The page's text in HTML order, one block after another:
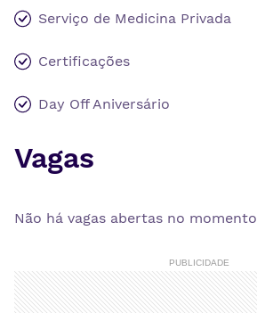
Serviço de Medicina Privada
Certificações
Day Off Aniversário
Vagas
Não há vagas abertas no momento
PUBLICIDADE